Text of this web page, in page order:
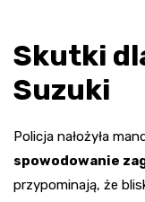
Skutki
Suzuki
Policja nałożyła
spowodowanie
przypominają, że